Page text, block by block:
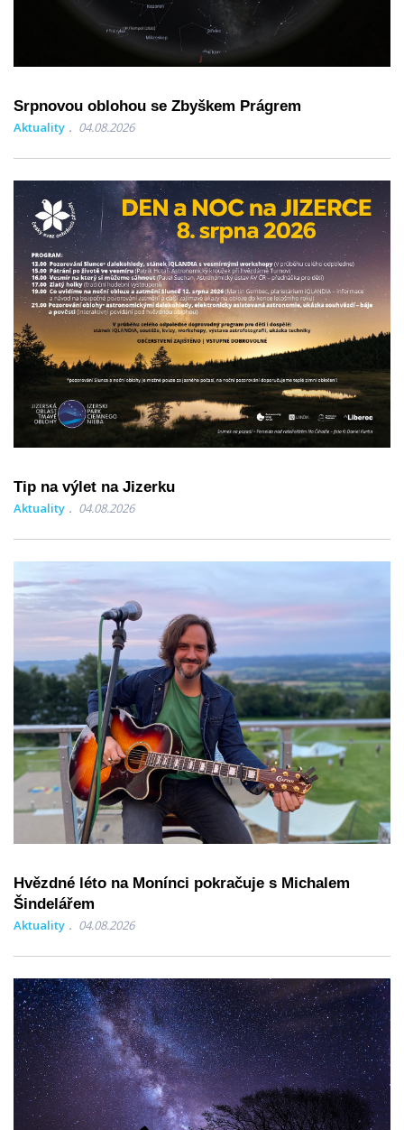
Srpnovou oblohou se Zbyškem Prágrem
Aktuality 04.08.2026
Tip na výlet na Jizerku
Aktuality 04.08.2026
Hvězdné léto na Monínci pokračuje s Michalem
Šindelářem
Aktuality 04.08.2026